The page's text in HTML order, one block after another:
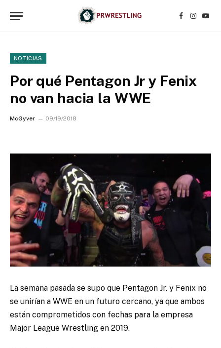
Facebook
NOTICIAS
Por qué Pentagon Jr y Fenix
no van hacia la WWE
McGyver 09/19/2018
La semana pasada se supo que Pentagon Jr. y Fenix ​​no
se unirían a WWE en un futuro cercano, ya que ambos
están comprometidos con fechas para la empresa
Major League Wrestling en 2019.